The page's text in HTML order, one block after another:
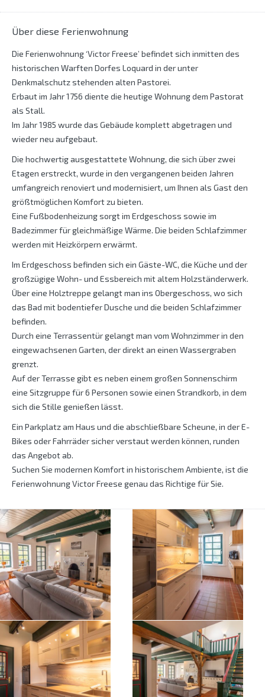
Über diese Ferienwohnung
Die Ferienwohnung ‘Victor Freese’ befindet sich inmitten des
historischen Warften Dorfes Loquard in der unter
Denkmalschutz stehenden alten Pastorei.
Erbaut im Jahr 1756 diente die heutige Wohnung dem Pastorat
als Stall.
Im Jahr 1985 wurde das Gebäude komplett abgetragen und
wieder neu aufgebaut.
Die hochwertig ausgestattete Wohnung, die sich über zwei
Etagen erstreckt, wurde in den vergangenen beiden Jahren
umfangreich renoviert und modernisiert, um Ihnen als Gast den
größtmöglichen Komfort zu bieten.
Eine Fußbodenheizung sorgt im Erdgeschoss sowie im
Badezimmer für gleichmäßige Wärme. Die beiden Schlafzimmer
werden mit Heizkörpern erwärmt.
Im Erdgeschoss befinden sich ein Gäste-WC, die Küche und der
großzügige Wohn- und Essbereich mit altem Holzständerwerk.
Über eine Holztreppe gelangt man ins Obergeschoss, wo sich
das Bad mit bodentiefer Dusche und die beiden Schlafzimmer
befinden.
Durch eine Terrassentür gelangt man vom Wohnzimmer in den
eingewachsenen Garten, der direkt an einen Wassergraben
grenzt.
Auf der Terrasse gibt es neben einem großen Sonnenschirm
eine Sitzgruppe für 6 Personen sowie einen Strandkorb, in dem
sich die Stille genießen lässt.
Ein Parkplatz am Haus und die abschließbare Scheune, in der E-
Bikes oder Fahrräder sicher verstaut werden können, runden
das Angebot ab.
Suchen Sie modernen Komfort in historischem Ambiente, ist die
Ferienwohnung Victor Freese genau das Richtige für Sie.